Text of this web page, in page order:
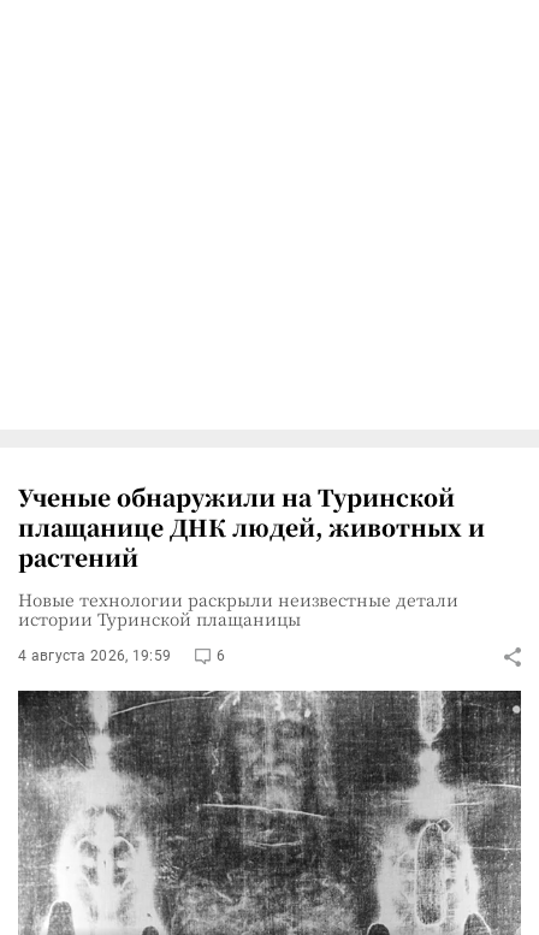
Ученые обнаружили на Туринской
плащанице ДНК людей, животных и
растений
Новые технологии раскрыли неизвестные детали
истории Туринской плащаницы
4 августа 2026, 19:59 6